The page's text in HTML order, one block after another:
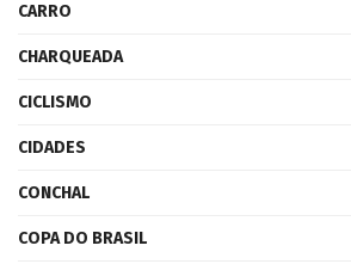
CARRO
CHARQUEADA
CICLISMO
CIDADES
CONCHAL
COPA DO BRASIL